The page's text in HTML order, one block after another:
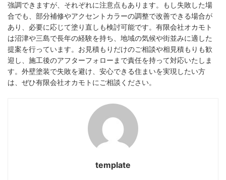
強調できますが、それぞれに注意点もあります。もし失敗した場
合でも、部分補修やアクセントカラーの調整で改善できる場合が
あり、必要に応じて塗り直しも検討可能です。有限会社オカモト
は沼津や三島で長年の経験を持ち、地域の気候や街並みに適した
提案を行っています。お見積もりだけのご相談や相見積もりも歓
迎し、施工後のアフターフォローまで責任を持って対応いたしま
す。外壁塗装で失敗を避け、安心できる住まいを実現したい方
は、ぜひ有限会社オカモトにご相談ください。
template